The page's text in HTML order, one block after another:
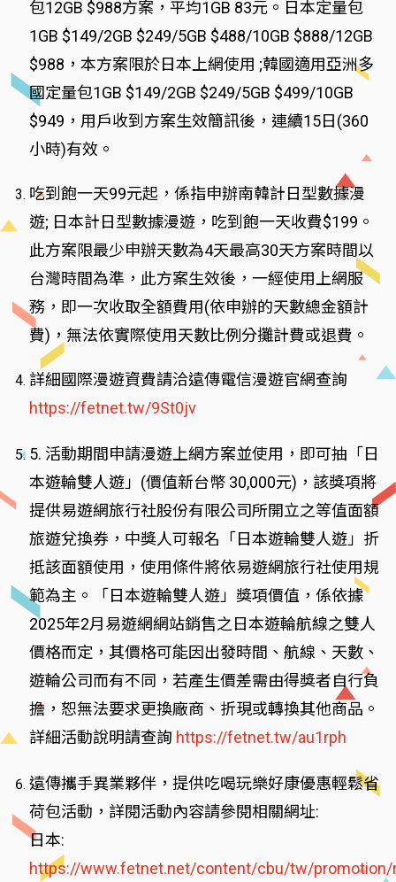
包12GB $988方案，平均1GB 83元。日本定量包
1GB $149/2GB $249/5GB $488/10GB $888/12GB
$988，本方案限於日本上網使用 ;韓國適用亞洲多
國定量包1GB $149/2GB $249/5GB $499/10GB
$949，用戶收到方案生效簡訊後，連續15日(360
小時)有效。
吃到飽一天99元起，係指申辦南韓計日型數據漫
遊; 日本計日型數據漫遊，吃到飽一天收費$199。
此方案限最少申辦天數為4天最高30天方案時間以
台灣時間為準，此方案生效後，一經使用上網服
務，即一次收取全額費用(依申辦的天數總金額計
費)，無法依實際使用天數比例分攤計費或退費。
詳細國際漫遊資費請洽遠傳電信漫遊官網查詢
https://fetnet.tw/9St0jv
5. 活動期間申請漫遊上網方案並使用，即可抽「日
本遊輪雙人遊」(價值新台幣 30,000元)，該獎項將
提供易遊網旅行社股份有限公司所開立之等值面額
旅遊兌換券，中獎人可報名「日本遊輪雙人遊」折
抵該面額使用，使用條件將依易遊網旅行社使用規
範為主。「日本遊輪雙人遊」獎項價值，係依據
2025年2月易遊網網站銷售之日本遊輪航線之雙人
價格而定，其價格可能因出發時間、航線、天數、
遊輪公司而有不同，若產生價差需由得獎者自行負
擔，恕無法要求更換廠商、折現或轉換其他商品。
詳細活動說明請查詢 https://fetnet.tw/au1rph
遠傳攜手異業夥伴，提供吃喝玩樂好康優惠輕鬆省
荷包活動，詳閱活動內容請參閱相關網址:
日本:
https://www.fetnet.net/content/cbu/tw/promotion/